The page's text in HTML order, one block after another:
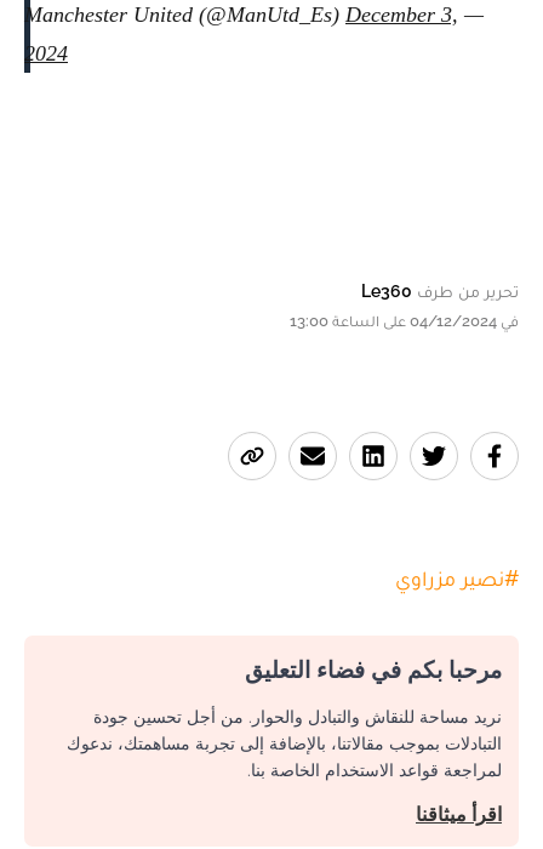
— Manchester United (@ManUtd_Es)
December 3,
2024
تحرير من طرف Le360
في 04/12/2024 على الساعة 13:00
#نصير مزراوي
مرحبا بكم في فضاء التعليق
نريد مساحة للنقاش والتبادل والحوار. من أجل تحسين جودة
التبادلات بموجب مقالاتنا، بالإضافة إلى تجربة مساهمتك، ندعوك
لمراجعة قواعد الاستخدام الخاصة بنا.
اقرأ ميثاقنا